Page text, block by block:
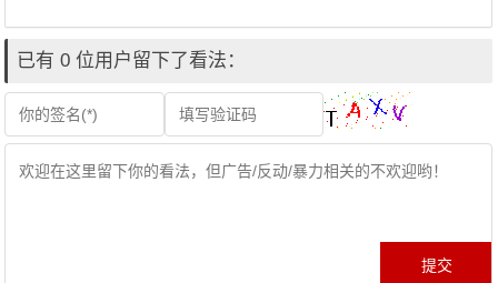
已有 0 位用户留下了看法：